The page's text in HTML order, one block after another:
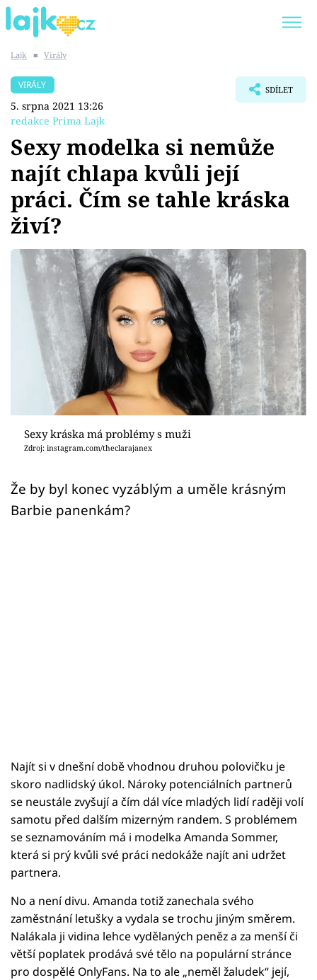
SHOPAHOLICADEL
Témata
Showbyznys
Youtubeři
Virály
Sex a vztahy
Videa
Sledujte prima+
Přihlášení
Sledujte nás
Lajk ■ Virály
VIRÁLY
5. srpna 2021 13:26
redakce Prima Lajk
SDÍLET
Sexy modelka si nemůže
najít chlapa kvůli její
práci. Čím se tahle kráska
živí?
Sexy kráska má problémy s muži
Zdroj: instagram.com/theclarajanex
Že by byl konec vyzáblým a uměle krásným
Barbie panenkám?
Najít si v dnešní době vhodnou druhou polovičku je
skoro nadlidský úkol. Nároky potenciálních partnerů
se neustále zvyšují a čím dál více mladých lidí raději volí
samotu před dalším mizerným randem. S problémem
se seznamováním má i modelka Amanda Sommer,
která si prý kvůli své práci nedokáže najít ani udržet
partnera.
No a není divu. Amanda totiž zanechala svého
zaměstnání letušky a vydala se trochu jiným směrem.
Nalákala ji vidina lehce vydělaných peněz a za menší či
větší poplatek prodává své tělo na populární stránce
pro dospělé OnlyFans. Na to ale „neměl žaludek“ její,